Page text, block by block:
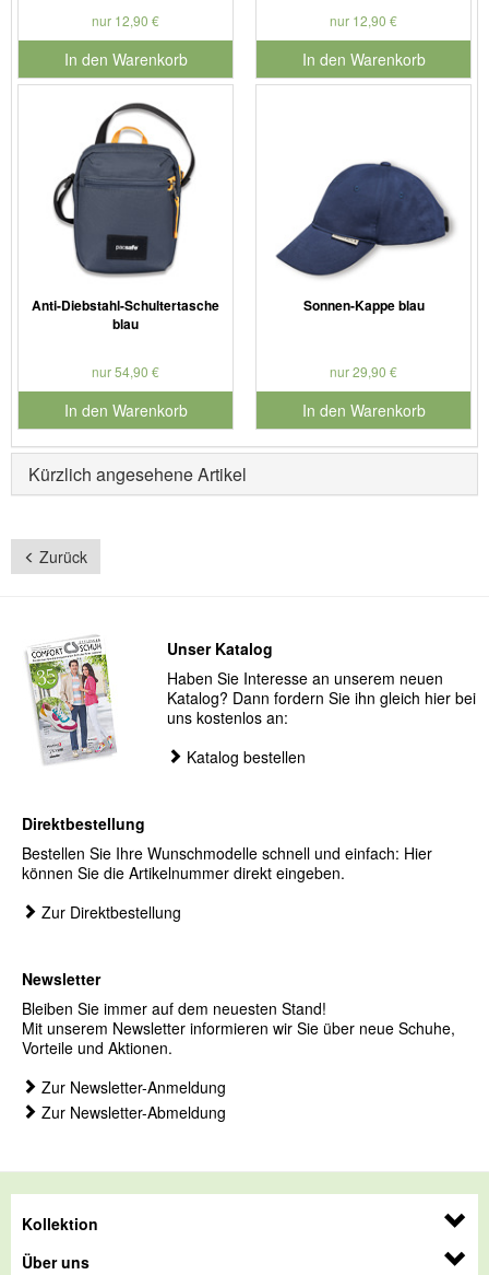
nur 12,90 €
In den Warenkorb
für Produktnummer 901179
nur 12,90 €
In den Warenkorb
für Produktnummer 901127
Anti-Diebstahl-Schultertasche
blau
nur 54,90 €
In den Warenkorb
für Produktnummer 902280
Sonnen-Kappe blau
nur 29,90 €
In den Warenkorb
für Produktnummer 990608
Kürzlich angesehene Artikel
Zurück
Unser Katalog
Haben Sie Interesse an unserem neuen
Katalog? Dann fordern Sie ihn gleich hier bei
uns kostenlos an:
Katalog bestellen
Direktbestellung
Bestellen Sie Ihre Wunschmodelle schnell und einfach: Hier
können Sie die Artikelnummer direkt eingeben.
Zur Direktbestellung
Newsletter
Bleiben Sie immer auf dem neuesten Stand!
Mit unserem Newsletter informieren wir Sie über neue Schuhe,
Vorteile und Aktionen.
Zur Newsletter-Anmeldung
Zur Newsletter-Abmeldung
Kollektion
Über uns